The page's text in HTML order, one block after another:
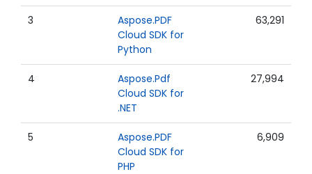
3
Aspose.PDF
Cloud SDK for
Python
63,291
4
Aspose.Pdf
Cloud SDK for
.NET
27,994
5
Aspose.PDF
Cloud SDK for
PHP
6,909